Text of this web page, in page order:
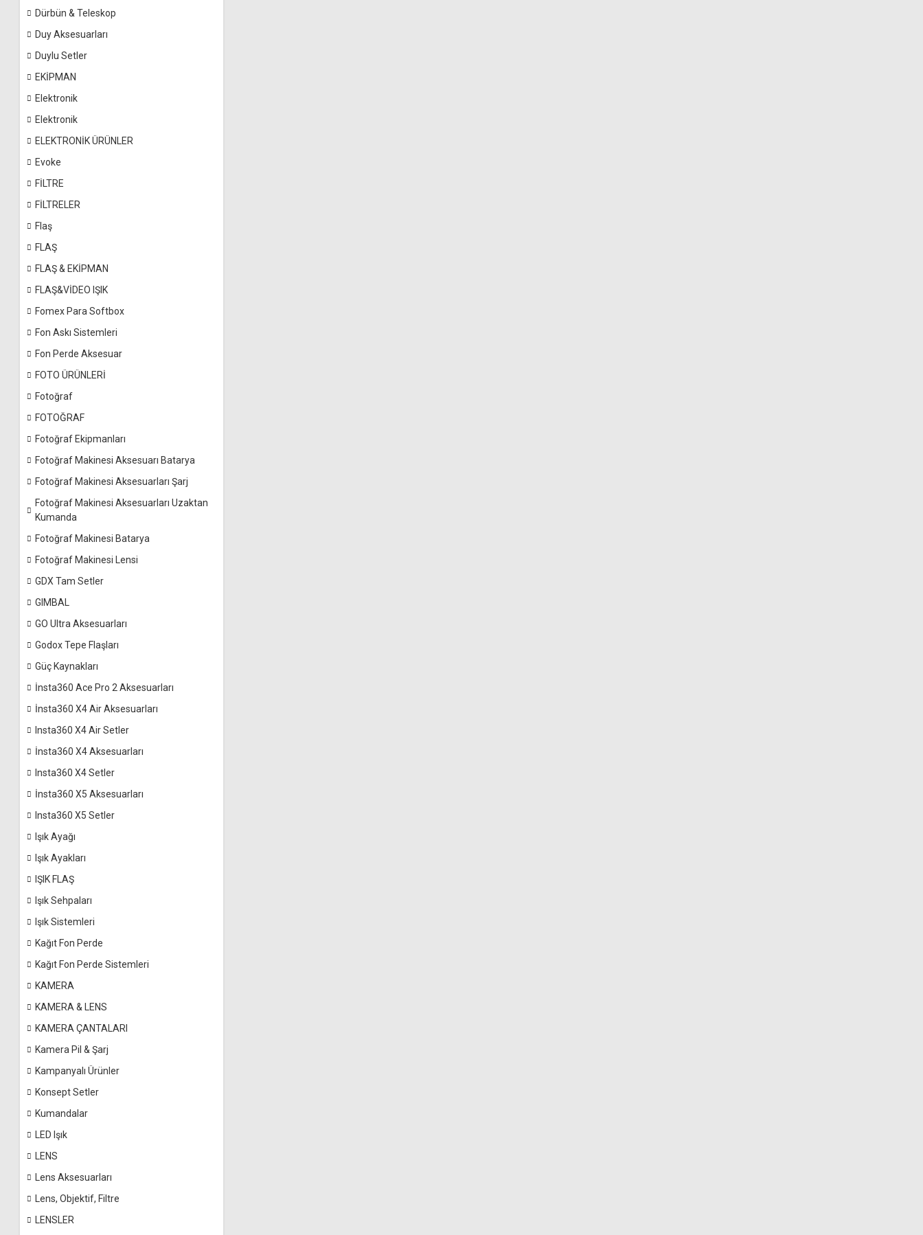
Dürbün & Teleskop
Duy Aksesuarları
Duylu Setler
EKİPMAN
Elektronik
Elektronik
ELEKTRONİK ÜRÜNLER
Evoke
FİLTRE
FİLTRELER
Flaş
FLAŞ
FLAŞ & EKİPMAN
FLAŞ&VİDEO IŞIK
Fomex Para Softbox
Fon Askı Sistemleri
Fon Perde Aksesuar
FOTO ÜRÜNLERİ
Fotoğraf
FOTOĞRAF
Fotoğraf Ekipmanları
Fotoğraf Makinesi Aksesuarı Batarya
Fotoğraf Makinesi Aksesuarları Şarj
Fotoğraf Makinesi Aksesuarları Uzaktan
Kumanda
Fotoğraf Makinesi Batarya
Fotoğraf Makinesi Lensi
GDX Tam Setler
GIMBAL
GO Ultra Aksesuarları
Godox Tepe Flaşları
Güç Kaynakları
İnsta360 Ace Pro 2 Aksesuarları
İnsta360 X4 Air Aksesuarları
Insta360 X4 Air Setler
İnsta360 X4 Aksesuarları
Insta360 X4 Setler
İnsta360 X5 Aksesuarları
Insta360 X5 Setler
Işık Ayağı
Işık Ayakları
IŞIK FLAŞ
Işık Sehpaları
Işık Sistemleri
Kağıt Fon Perde
Kağıt Fon Perde Sistemleri
KAMERA
KAMERA & LENS
KAMERA ÇANTALARI
Kamera Pil & Şarj
Kampanyalı Ürünler
Konsept Setler
Kumandalar
LED Işık
LENS
Lens Aksesuarları
Lens, Objektif, Filtre
LENSLER